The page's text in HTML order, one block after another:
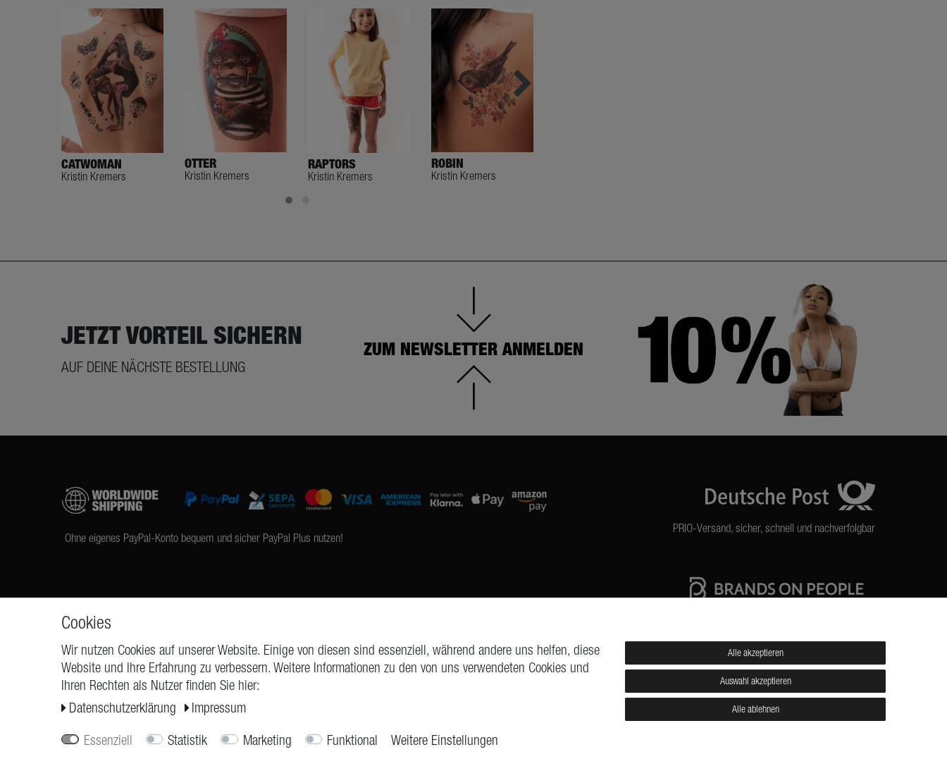
CATWOMAN
Kristin Kremers
OTTER
Kristin Kremers
RAPTORS
Kristin Kremers
ROBIN
Kristin Kremers
JETZT VORTEIL SICHERN
AUF DEINE NÄCHSTE BESTELLUNG
ZUM NEWSLETTER ANMELDEN
Ohne eigenes PayPal-Konto bequem und sicher PayPal Plus nutzen!
PRIO-Versand, sicher, schnell und nachverfolgbar
ANFRAGEN Jobs
© Copyright 2026 | Alle Rechte vorbehalten.
Cookies
Wir nutzen Cookies auf unserer Website. Einige von diesen sind essenziell, während andere uns helfen, diese
Website und Ihre Erfahrung zu verbessern. Weitere Informationen zu den von uns verwendeten Cookies und
Ihren Rechten als Nutzer finden Sie hier:
Daten­schutz­erklärung
Impressum
Essenziell Statistik Marketing Funktional Weitere Einstellungen
Alle akzeptieren
Auswahl akzeptieren
Alle ablehnen